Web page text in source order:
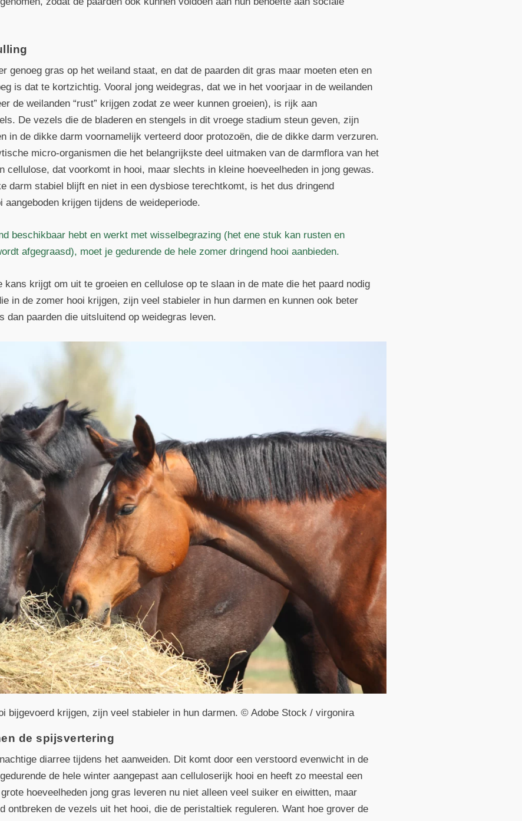
genoeg gras op het weiland staat, en dat de paarden dit gras maar moeten eten en
is dat te kortzichtig. Vooral jong weidegras, dat we in het voorjaar in de weilanden
de weilanden “rust” krijgen zodat ze weer kunnen groeien), is rijk aan
De vezels die de bladeren en stengels in dit vroege stadium steun geven, zijn
in de dikke darm voornamelijk verteerd door protozoën, die de dikke darm verzuren.
micro-organismen die het belangrijkste deel uitmaken van de darmflora van het
cellulose, dat voorkomt in hooi, maar slechts in kleine hoeveelheden in jong gewas.
darm stabiel blijft en niet in een dysbiose terechtkomt, is het dus dringend
aangeboden krijgen tijdens de weideperiode.
beschikbaar hebt en werkt met wisselbegrazing (het ene stuk kan rusten en
afgegraasd), moet je gedurende de hele zomer dringend hooi aanbieden.
kans krijgt om uit te groeien en cellulose op te slaan in de mate die het paard nodig
in de zomer hooi krijgen, zijn veel stabieler in hun darmen en kunnen ook beter
dan paarden die uitsluitend op weidegras leven.
bijgevoerd krijgen, zijn veel stabieler in hun darmen. © Adobe Stock / virgonira
de spijsvertering
diarree tijdens het aanweiden. Dit komt door een verstoord evenwicht in de
de hele winter aangepast aan celluloserijk hooi en heeft zo meestal een
hoeveelheden jong gras leveren nu niet alleen veel suiker en eiwitten, maar
ontbreken de vezels uit het hooi, die de peristaltiek reguleren. Want hoe grover de